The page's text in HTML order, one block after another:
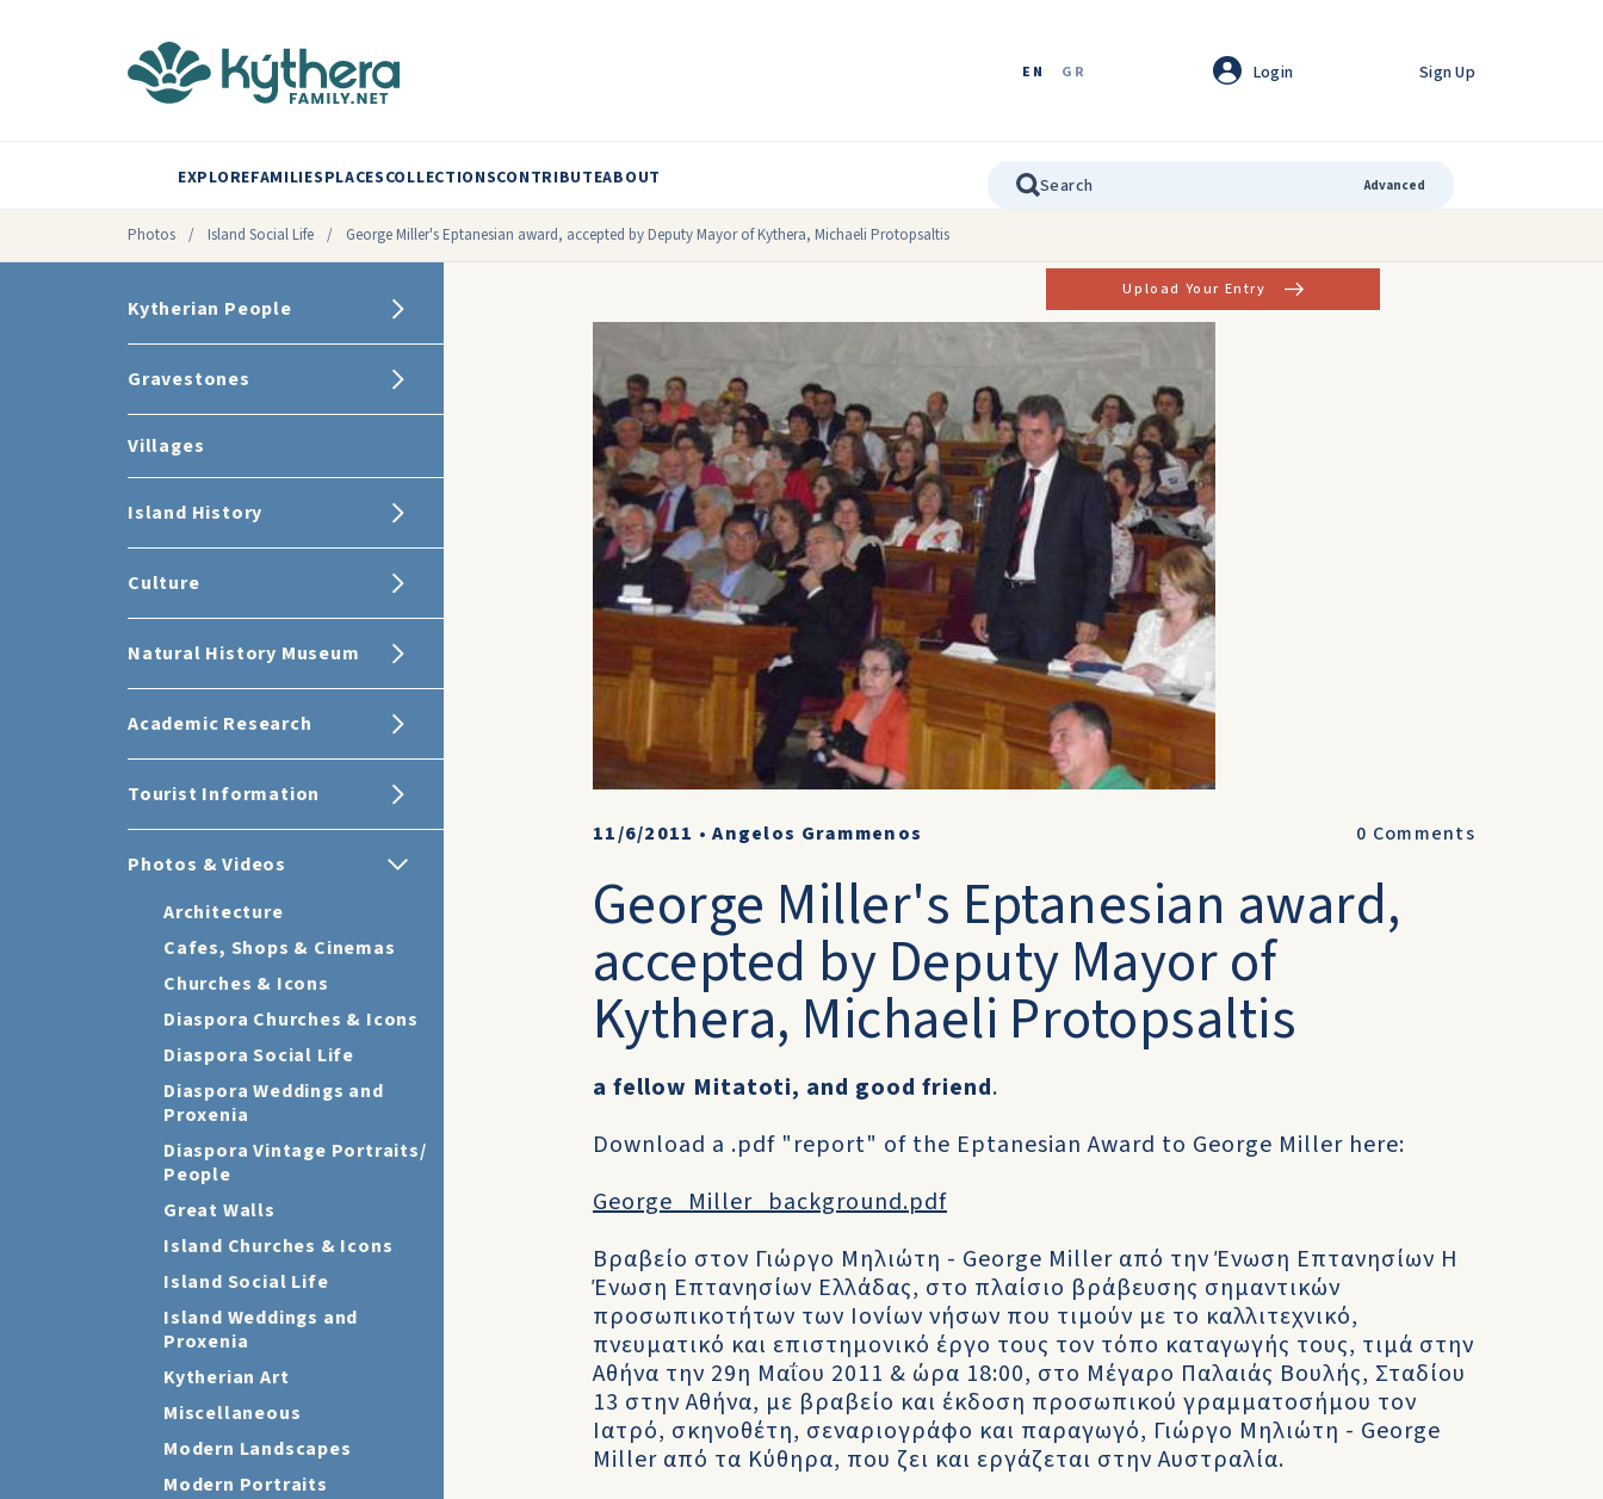
EN GR Login Sign Up
EXPLOREFAMILIESPLACESCOLLECTIONSCONTRIBUTEABOUT Advanced
Photos / Island Social Life / George Miller's Eptanesian award, accepted by Deputy Mayor of Kythera, Michaeli Protopsaltis
Kytherian People
Gravestones
Villages
Island History
Culture
Natural History Museum
Academic Research
Tourist Information
Photos & Videos
Architecture
Cafes, Shops & Cinemas
Churches & Icons
Diaspora Churches & Icons
Diaspora Social Life
Diaspora Weddings and
Proxenia
Diaspora Vintage Portraits/
People
Great Walls
Island Churches & Icons
Island Social Life
Island Weddings and
Proxenia
Kytherian Art
Miscellaneous
Modern Landscapes
Modern Portraits
Upload Your Entry
11/6/2011 •Angelos Grammenos 0 Comments
George Miller's Eptanesian award,
accepted by Deputy Mayor of
Kythera, Michaeli Protopsaltis
a fellow Mitatoti, and good friend.
Download a .pdf "report" of the Eptanesian Award to George Miller here:
George_Miller_background.pdf
Βραβείο στον Γιώργο Μηλιώτη - George Miller από την Ένωση Επτανησίων Η
Ένωση Επτανησίων Ελλάδας, στο πλαίσιο βράβευσης σημαντικών
προσωπικοτήτων των Ιονίων νήσων που τιμούν με το καλλιτεχνικό,
πνευματικό και επιστημονικό έργο τους τον τόπο καταγωγής τους, τιμά στην
Αθήνα την 29η Μαΐου 2011 & ώρα 18:00, στο Μέγαρο Παλαιάς Βουλής, Σταδίου
13 στην Αθήνα, με βραβείο και έκδοση προσωπικού γραμματοσήμου τον
Ιατρό, σκηνοθέτη, σεναριογράφο και παραγωγό, Γιώργο Μηλιώτη - George
Miller από τα Κύθηρα, που ζει και εργάζεται στην Αυστραλία.